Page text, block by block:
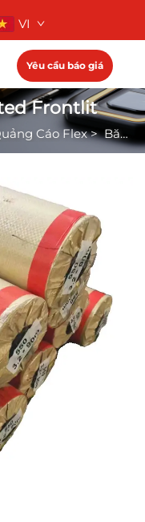
VI
Yêu cầu báo giá
Frontlit
Cáo Flex>Băng rôn Flex Coated Frontlit